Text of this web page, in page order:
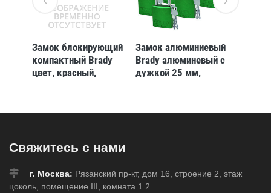
Замок блокирующий
компактный Brady
цвет, красный,
мм, ПВХ, Химически
личина, 1, 1 шт
Замок алюминиевый
Brady алюминевый с
дужкой 25 мм,
мм,
Свяжитесь с нами
г. Москва: Рязанский пр-кт, дом 16, строение 2, этаж
цоколь, помещение III, комната 1.2